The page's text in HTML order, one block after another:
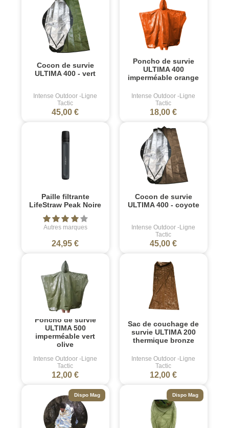
Cocon de survie
ULTIMA 400 - vert
Intense Outdoor -Ligne
Tactic
45,00 €
Poncho de survie
ULTIMA 400
imperméable orange
Intense Outdoor -Ligne
Tactic
18,00 €
Paille filtrante
LifeStraw Peak Noire
Autres marques
24,95 €
Cocon de survie
ULTIMA 400 - coyote
Intense Outdoor -Ligne
Tactic
45,00 €
Poncho de survie
ULTIMA 500
imperméable vert
olive
Intense Outdoor -Ligne
Tactic
12,00 €
Sac de couchage de
survie ULTIMA 200
thermique bronze
Intense Outdoor -Ligne
Tactic
12,00 €
Dispo Mag Dispo Mag